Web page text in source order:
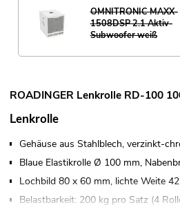
OMNITRONIC MAXX-
1508DSP 2.1 Aktiv-
Subwoofer weiß
ROADINGER Lenkrolle RD-100
Lenkrolle
Gehäuse aus Stahlblech, verzinkt-
Blaue Elastikrolle Ø 100 mm,
Lochbild 80 x 60 mm, lichte Weite
Belastbarkeit: 200 kg pro Satz (4